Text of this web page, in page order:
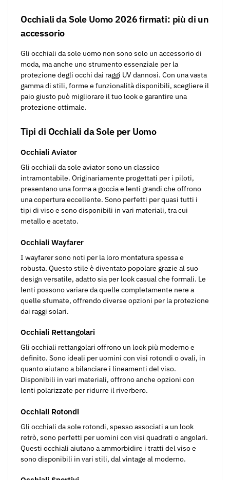
Occhiali da Sole Uomo 2026 firmati: più di un
accessorio
Gli occhiali da sole uomo non sono solo un accessorio di
moda, ma anche uno strumento essenziale per la
protezione degli occhi dai raggi UV dannosi. Con una vasta
gamma di stili, forme e funzionalità disponibili, scegliere il
paio giusto può migliorare il tuo look e garantire una
protezione ottimale.
Tipi di Occhiali da Sole per Uomo
Occhiali Aviator
Gli occhiali da sole aviator sono un classico
intramontabile. Originariamente progettati per i piloti,
presentano una forma a goccia e lenti grandi che offrono
una copertura eccellente. Sono perfetti per quasi tutti i
tipi di viso e sono disponibili in vari materiali, tra cui
metallo e acetato.
Occhiali Wayfarer
I wayfarer sono noti per la loro montatura spessa e
robusta. Questo stile è diventato popolare grazie al suo
design versatile, adatto sia per look casual che formali. Le
lenti possono variare da quelle completamente nere a
quelle sfumate, offrendo diverse opzioni per la protezione
dai raggi solari.
Occhiali Rettangolari
Gli occhiali rettangolari offrono un look più moderno e
definito. Sono ideali per uomini con visi rotondi o ovali, in
quanto aiutano a bilanciare i lineamenti del viso.
Disponibili in vari materiali, offrono anche opzioni con
lenti polarizzate per ridurre il riverbero.
Occhiali Rotondi
Gli occhiali da sole rotondi, spesso associati a un look
retrò, sono perfetti per uomini con visi quadrati o angolari.
Questi occhiali aiutano a ammorbidire i tratti del viso e
sono disponibili in vari stili, dal vintage al moderno.